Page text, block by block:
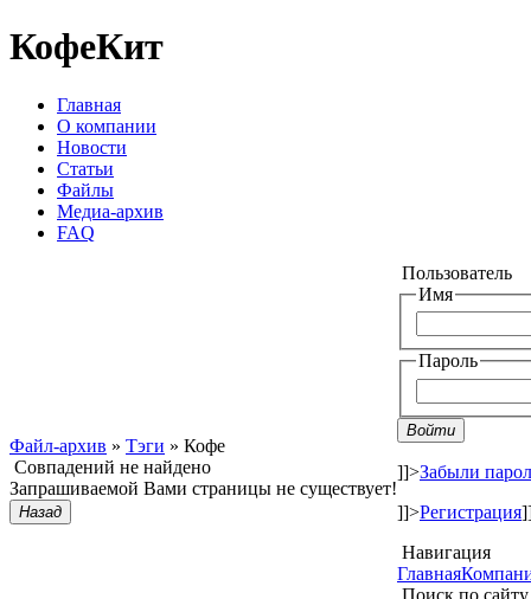
КофеКит
Главная
О компании
Новости
Статьи
Файлы
Медиа-архив
FAQ
Файл-архив » Тэги » Кофе
Совпадений не найдено
Запрашиваемой Вами страницы не существует!
Назад
Пользователь
Имя
Пароль
Войти
]]>Забыли
]]>Регистрация
Навигация
Главная
Поиск по сайту